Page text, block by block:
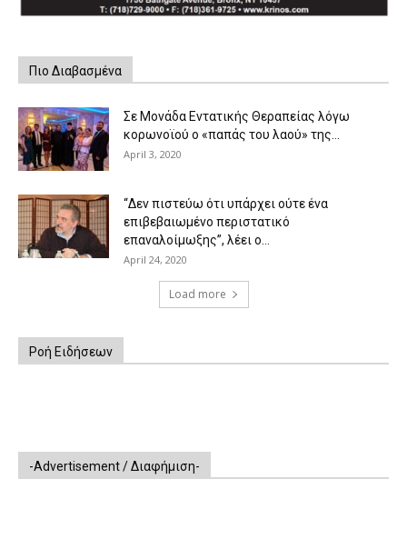
Πιο Διαβασμένα
Σε Μονάδα Εντατικής Θεραπείας λόγω
κορωνοϊού ο «παπάς του λαού» της...
April 3, 2020
“Δεν πιστεύω ότι υπάρχει ούτε ένα
επιβεβαιωμένο περιστατικό
επαναλοίμωξης”, λέει ο...
April 24, 2020
Load more
Ροή Ειδήσεων
-Advertisement / Διαφήμιση-